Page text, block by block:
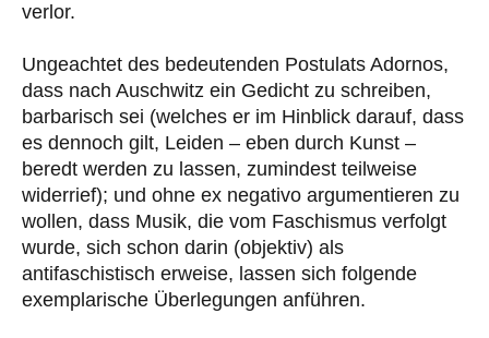
verlor.
Ungeachtet des bedeutenden Postulats Adornos,
dass nach Auschwitz ein Gedicht zu schreiben,
barbarisch sei (welches er im Hinblick darauf, dass
es dennoch gilt, Leiden – eben durch Kunst –
beredt werden zu lassen, zumindest teilweise
widerrief); und ohne ex negativo argumentieren zu
wollen, dass Musik, die vom Faschismus verfolgt
wurde, sich schon darin (objektiv) als
antifaschistisch erweise, lassen sich folgende
exemplarische Überlegungen anführen.